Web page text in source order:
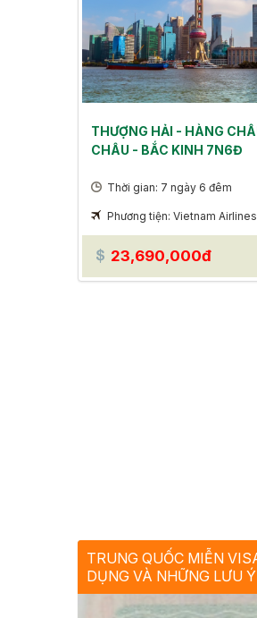
THƯỢNG HẢI - HÀNG
CHÂU - BẮC KINH 7N6Đ
Thời gian: 7 ngày 6 đêm
Phương tiện: Vietnam Airlines
23,690,000đ
TRUNG QUỐC MIỄN
DỤNG VÀ NHỮNG LƯU